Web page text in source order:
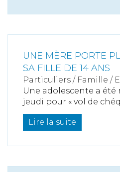
UNE MÈRE PORTE
SA FILLE DE 14 ANS
Particuliers / Famille /
Une adolescente a été
jeudi pour « vol de
Lire la suite